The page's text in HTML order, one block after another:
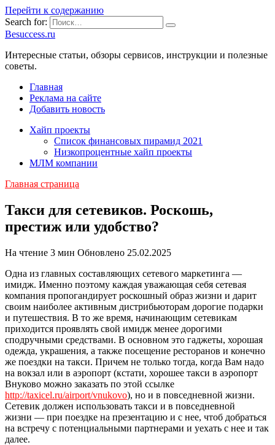
Перейти к содержанию
Search for:
Besuccess.ru
Интересные статьи, обзоры сервисов, инструкции и полезные
советы.
Главная
Реклама на сайте
Добавить новость
Хайп проекты
Список финансовых пирамид 2021
Низкопроцентные хайп проекты
МЛМ компании
Главная страница
Такси для сетевиков. Роскошь,
престиж или удобство?
На чтение 3 мин Обновлено 25.02.2025
Одна из главных составляющих сетевого маркетинга —
имидж. Именно поэтому каждая уважающая себя сетевая
компания пропогандирует роскошный образ жизни и дарит
своим наиболее активным дистрибьюторам дорогие подарки
и путешествия. В то же время, начинающим сетевикам
приходится проявлять свой имидж менее дорогими
сподручными средствами. В основном это гаджеты, хорошая
одежда, украшения, а также посещение ресторанов и конечно
же поездки на такси. Причем не только тогда, когда Вам надо
на вокзал или в аэропорт (кстати, хорошее такси в аэропорт
Внуково можно заказать по этой ссылке
http://taxicel.ru/airport/vnukovo), но и в повседневной жизни.
Сетевик должен использовать такси и в повседневной
жизни — при поездке на презентацию и с нее, чтоб добраться
на встречу с потенциальными партнерами и уехать с нее и так
далее.